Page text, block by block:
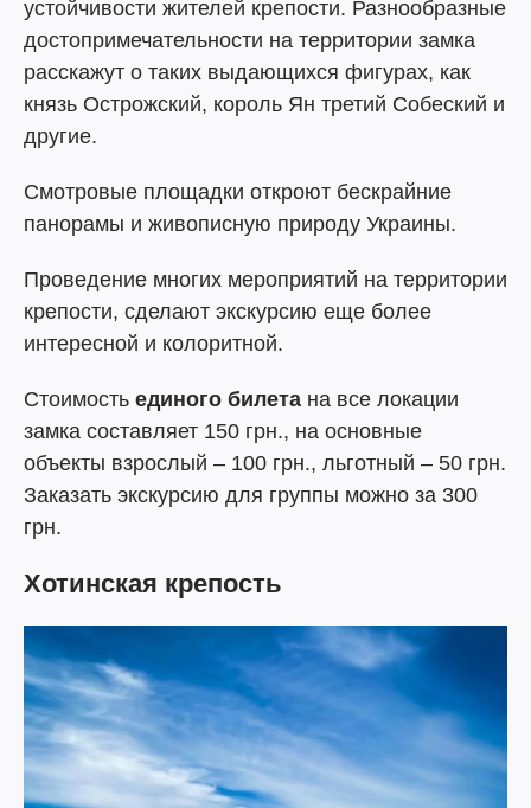
устойчивости жителей крепости. Разнообразные
достопримечательности на территории замка
расскажут о таких выдающихся фигурах, как
князь Острожский, король Ян третий Собеский и
другие.
Смотровые площадки откроют бескрайние
панорамы и живописную природу Украины.
Проведение многих мероприятий на территории
крепости, сделают экскурсию еще более
интересной и колоритной.
Стоимость единого билета на все локации
замка составляет 150 грн., на основные
объекты взрослый – 100 грн., льготный – 50 грн.
Заказать экскурсию для группы можно за 300
грн.
Хотинская крепость